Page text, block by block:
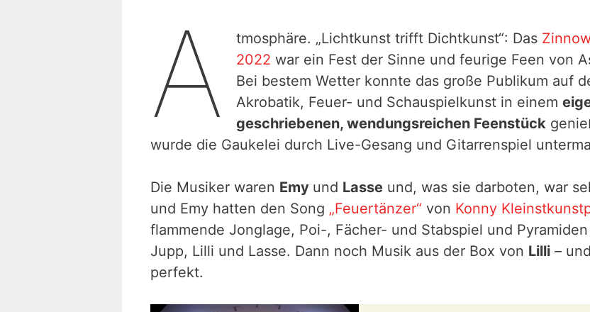
A tmosphäre. „Lichtkunst trifft Dichtkunst“: Das
2022 war ein Fest der Sinne und feurige Feen von
Bei bestem Wetter konnte das große Publikum auf
Akrobatik, Feuer- und Schauspielkunst in einem
geschriebenen, wendungsreichen Feenstück
wurde die Gaukelei durch Live-Gesang und Gitarrenspiel
Die Musiker waren Emy und Lasse und, was sie darboten, war
und Emy hatten den Song „Feuertänzer“ von Konny
flammende Jonglage, Poi-, Fächer- und Stabspiel und
Jupp, Lilli und Lasse. Dann noch Musik aus der Box von Lilli –
perfekt.